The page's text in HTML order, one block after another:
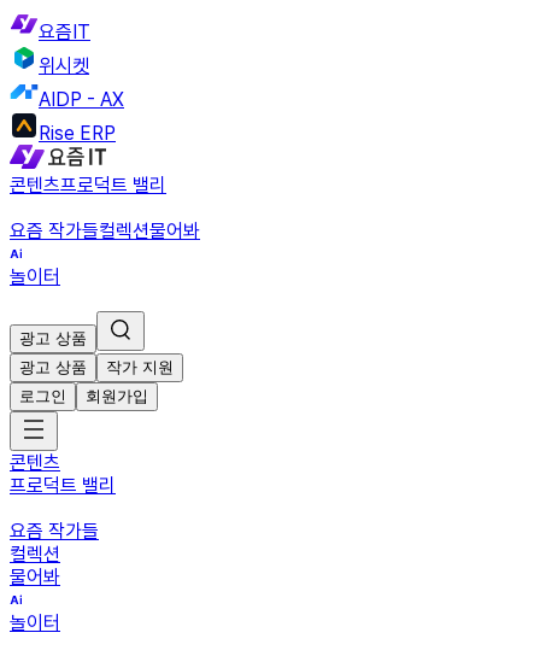
요즘IT
위시켓
AIDP - AX
Rise ERP
콘텐츠프로덕트 밸리
요즘 작가들컬렉션물어봐
놀이터
광고 상품
광고 상품
작가 지원
로그인
회원가입
콘텐츠
프로덕트 밸리
요즘 작가들
컬렉션
물어봐
놀이터